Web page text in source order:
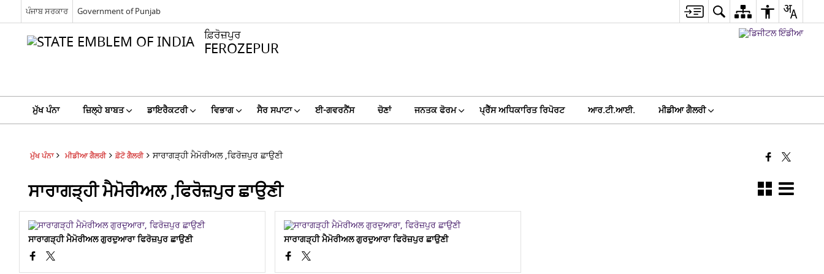
ਪੰਜਾਬ ਸਰਕਾਰ Government of Punjab
ਫ਼ਿਰੋਜ਼ਪੁਰ
FEROZEPUR
ਮੁੱਖ ਪੰਨਾ ਜ਼ਿਲ੍ਹੇ ਬਾਬਤ ਡਾਇਰੈਕਟਰੀ ਵਿਭਾਗ ਸੈਰ ਸਪਾਟਾ ਈ-ਗਵਰਨੈਂਸ ਚੋਣਾਂ ਜਨਤਕ ਫੋਰਮ ਪ੍ਰੈੱਸ ਅਧਿਕਾਰਿਤ ਰਿਪੋਰਟ ਆਰ.ਟੀ.ਆਈ. ਮੀਡੀਆ ਗੈਲਰੀ
ਮੁੱਖ ਪੰਨਾ ਮੀਡੀਆ ਗੈਲਰੀ ਫ਼ੋਟੋ ਗੈਲਰੀ ਸਾਰਾਗੜ੍ਹੀ ਮੈਮੋਰੀਅਲ ,ਫਿਰੋਜ਼ਪੁਰ ਛਾਉਣੀ
ਸਾਰਾਗੜ੍ਹੀ ਮੈਮੋਰੀਅਲ ,ਫਿਰੋਜ਼ਪੁਰ ਛਾਉਣੀ
ਸਾਰਾਗੜ੍ਹੀ ਮੈਮੋਰੀਅਲ ਗੁਰਦੁਆਰਾ ਫਿਰੋਜ਼ਪੁਰ ਛਾਉਣੀ ਸਾਰਾਗੜ੍ਹੀ ਮੈਮੋਰੀਅਲ ਗੁਰਦੁਆਰਾ ਫਿਰੋਜ਼ਪੁਰ ਛਾਉਣੀ